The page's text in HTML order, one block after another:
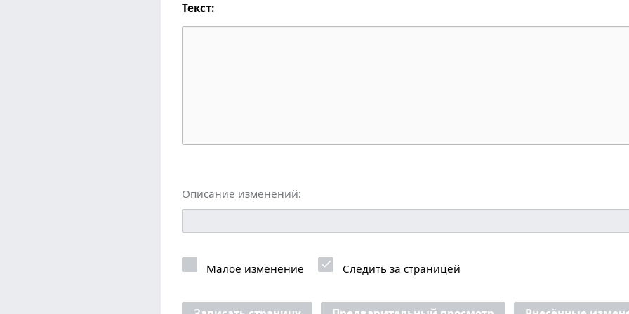
Текст:
Описание изменений:
Малое изменение Следить за страницей